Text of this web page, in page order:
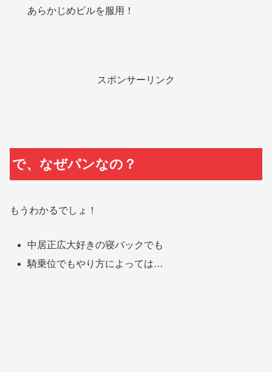
あらかじめピルを服用！
スポンサーリンク
で、なぜパンなの？
もうわかるでしょ！
中居正広大好きの寝バックでも
騎乗位でもやり方によっては…